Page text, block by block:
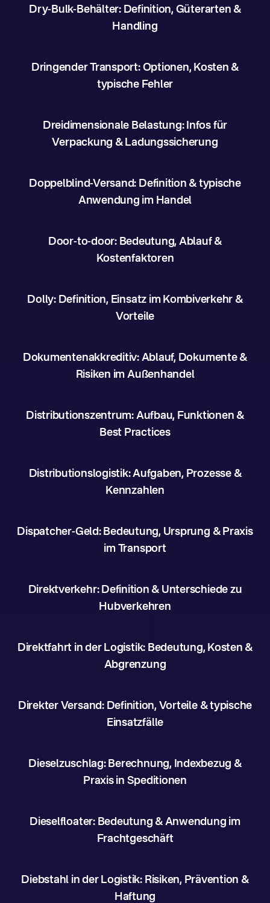
Dry-Bulk-Behälter: Definition, Güterarten &
Handling
Dringender Transport: Optionen, Kosten &
typische Fehler
Dreidimensionale Belastung: Infos für
Verpackung & Ladungssicherung
Doppelblind-Versand: Definition & typische
Anwendung im Handel
Door-to-door: Bedeutung, Ablauf &
Kostenfaktoren
Dolly: Definition, Einsatz im Kombiverkehr &
Vorteile
Dokumentenakkreditiv: Ablauf, Dokumente &
Risiken im Außenhandel
Distributionszentrum: Aufbau, Funktionen &
Best Practices
Distributionslogistik: Aufgaben, Prozesse &
Kennzahlen
Dispatcher-Geld: Bedeutung, Ursprung & Praxis
im Transport
Direktverkehr: Definition & Unterschiede zu
Hubverkehren
Direktfahrt in der Logistik: Bedeutung, Kosten &
Abgrenzung
Direkter Versand: Definition, Vorteile & typische
Einsatzfälle
Dieselzuschlag: Berechnung, Indexbezug &
Praxis in Speditionen
Dieselfloater: Bedeutung & Anwendung im
Frachtgeschäft
Diebstahl in der Logistik: Risiken, Prävention &
Haftung